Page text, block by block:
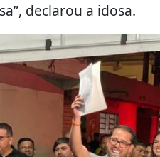
declarou a idosa.